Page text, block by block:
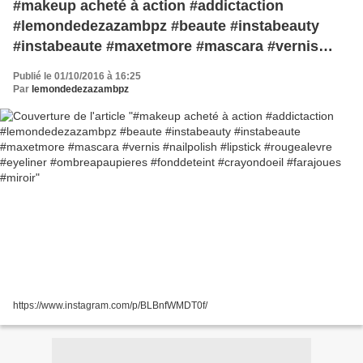
#makeup acheté à action #addictaction
#lemondedezazambpz #beaute #instabeauty
#instabeaute #maxetmore #mascara #vernis
#ombreapaupieres #fonddeteint #crayondoeil
Publié le 01/10/2016 à 16:25
Par lemondedezazambpz
https://www.instagram.com/p/BLBnfWMDT0f/